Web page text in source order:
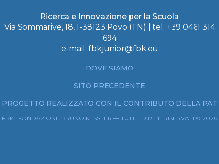
Ricerca e Innovazione per la Scuola
Via Sommarive, 18, I-38123 Povo (TN) | tel. +39 0461 314
694
e-mail: fbkjunior@fbk.eu
DOVE SIAMO
SITO PRECEDENTE
PROGETTO REALIZZATO CON IL CONTRIBUTO DELLA PAT
FBK | FONDAZIONE BRUNO KESSLER — TUTTI I DIRITTI RISERVATI © 2026